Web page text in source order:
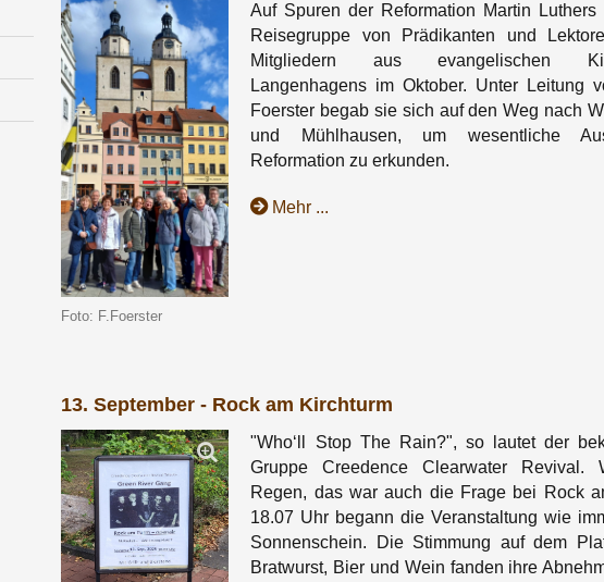
Foto: F.Foerster
Auf Spuren der Reformation Martin
Reisegruppe von Prädikanten und
Mitgliedern aus evangelischen
Langenhagens im Oktober. Unter Leitung
Foerster begab sie sich auf den Weg nach
und Mühlhausen, um wesentliche
Reformation zu erkunden.
Mehr ...
13. September - Rock am Kirchturm
"Who‘ll Stop The Rain?", so lautet der
Gruppe Creedence Clearwater Revival.
Regen, das war auch die Frage bei Rock
18.07 Uhr begann die Veranstaltung wie
Sonnenschein. Die Stimmung auf dem
Bratwurst, Bier und Wein fanden ihre